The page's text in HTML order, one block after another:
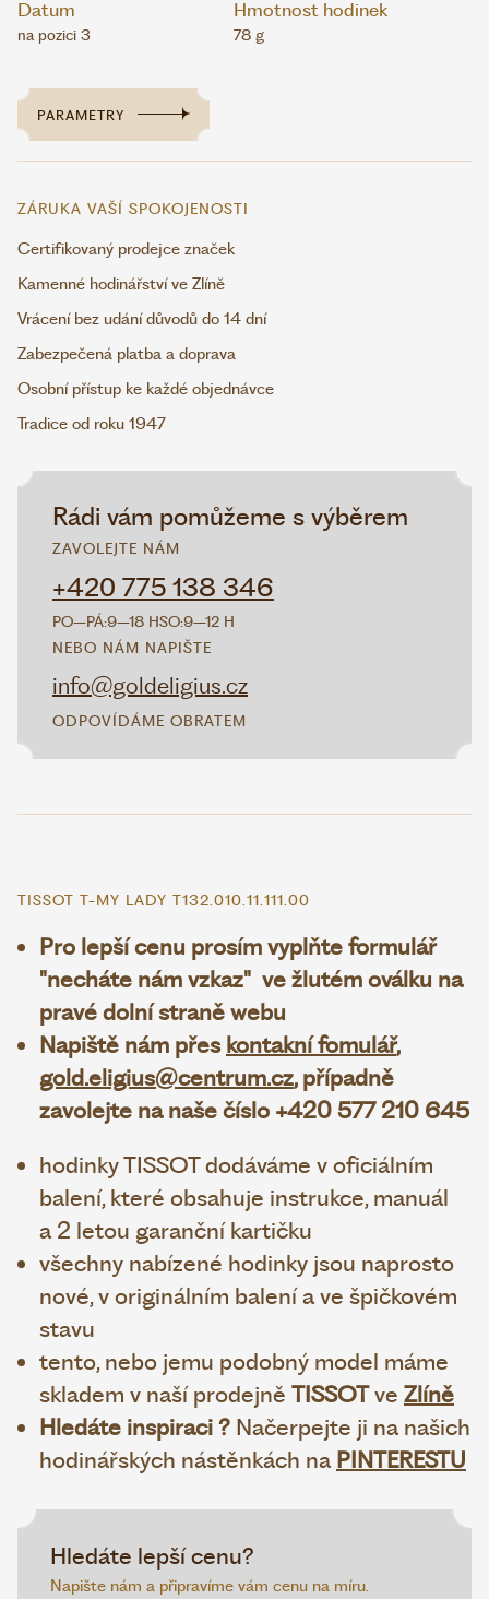
Rádi vám pomůžeme s výběrem
ZAVOLEJTE NÁM
+420 775 138 346
PO–PÁ:9–18 HSO:9–12 H
NEBO NÁM NAPIŠTE
info@goldeligius.cz
ODPOVÍDÁME OBRATEM
Datum
na pozici 3
Hmotnost hodinek
78 g
PARAMETRY
ZÁRUKA VAŠÍ SPOKOJENOSTI
Certifikovaný prodejce značek
Kamenné hodinářství ve Zlíně
Vrácení bez udání důvodů do 14 dní
Zabezpečená platba a doprava
Osobní přístup ke každé objednávce
Tradice od roku 1947
TISSOT T-MY LADY T132.010.11.111.00
Pro lepší cenu prosím vyplňte formulář
"necháte nám vzkaz" ve žlutém oválku na
pravé dolní straně webu
Napiště nám přes kontakní fomulář,
gold.eligius@centrum.cz, případně
zavolejte na naše číslo +420 577 210 645
hodinky TISSOT dodáváme v oficiálním
balení, které obsahuje instrukce, manuál
a 2 letou garanční kartičku
všechny nabízené hodinky jsou naprosto
nové, v originálním balení a ve špičkovém
stavu
tento, nebo jemu podobný model máme
skladem v naší prodejně TISSOTve Zlíně
Hledáte inspiraci ? Načerpejte ji na našich
hodinářských nástěnkách na PINTERESTU
Hledáte lepší cenu?
Napište nám a připravíme vám cenu na míru.